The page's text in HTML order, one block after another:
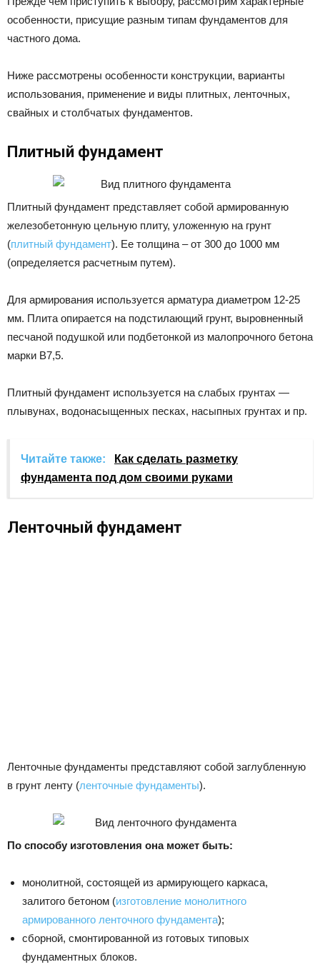
особенности, присущие разным типам фундаментов для
частного дома.
Ниже рассмотрены особенности конструкции, варианты
использования, применение и виды плитных, ленточных,
свайных и столбчатых фундаментов.
Плитный фундамент
Плитный фундамент представляет собой армированную
железобетонную цельную плиту, уложенную на грунт
(плитный фундамент). Ее толщина – от 300 до 1000 мм
(определяется расчетным путем).
Для армирования используется арматура диаметром 12-25
мм. Плита опирается на подстилающий грунт, выровненный
песчаной подушкой или подбетонкой из малопрочного бетона
марки В7,5.
Плитный фундамент используется на слабых грунтах —
плывунах, водонасыщенных песках, насыпных грунтах и пр.
Читайте также:
Как сделать разметку
фундамента под дом своими руками
Ленточный фундамент
Ленточные фундаменты представляют собой заглубленную
в грунт ленту (ленточные фундаменты).
По способу изготовления она может быть:
монолитной, состоящей из армирующего каркаса,
залитого бетоном (изготовление монолитного
армированного ленточного фундамента);
сборной, смонтированной из готовых типовых
фундаментных блоков.